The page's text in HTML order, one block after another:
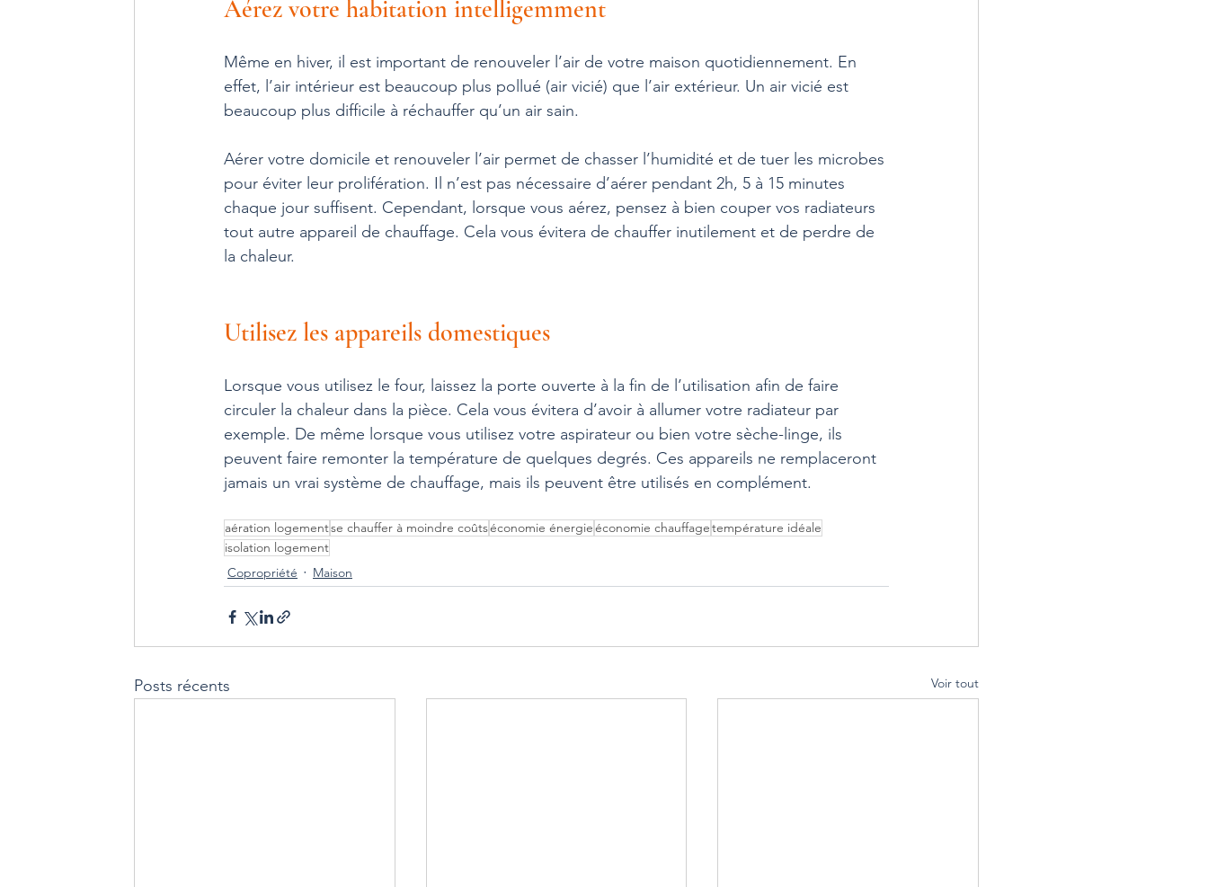
Aérez votre habitation intelligemment
Même en hiver, il est important de renouveler l’air de votre maison quotidiennement. En
effet, l’air intérieur est beaucoup plus pollué (air vicié) que l’air extérieur. Un air vicié est
beaucoup plus difficile à réchauffer qu’un air sain.
Aérer votre domicile et renouveler l’air permet de chasser l’humidité et de tuer les microbes
pour éviter leur prolifération. Il n’est pas nécessaire d’aérer pendant 2h, 5 à 15 minutes
chaque jour suffisent. Cependant, lorsque vous aérez, pensez à bien couper vos radiateurs
tout autre appareil de chauffage. Cela vous évitera de chauffer inutilement et de perdre de
la chaleur.
Utilisez les appareils domestiques
Lorsque vous utilisez le four, laissez la porte ouverte à la fin de l’utilisation afin de faire
circuler la chaleur dans la pièce. Cela vous évitera d’avoir à allumer votre radiateur par
exemple. De même lorsque vous utilisez votre aspirateur ou bien votre sèche-linge, ils
peuvent faire remonter la température de quelques degrés. Ces appareils ne remplaceront
jamais un vrai système de chauffage, mais ils peuvent être utilisés en complément.
aération logementse chauffer à moindre coûtséconomie énergieéconomie chauffagetempérature idéale
isolation logement
Copropriété
Maison
Posts récents Voir tout